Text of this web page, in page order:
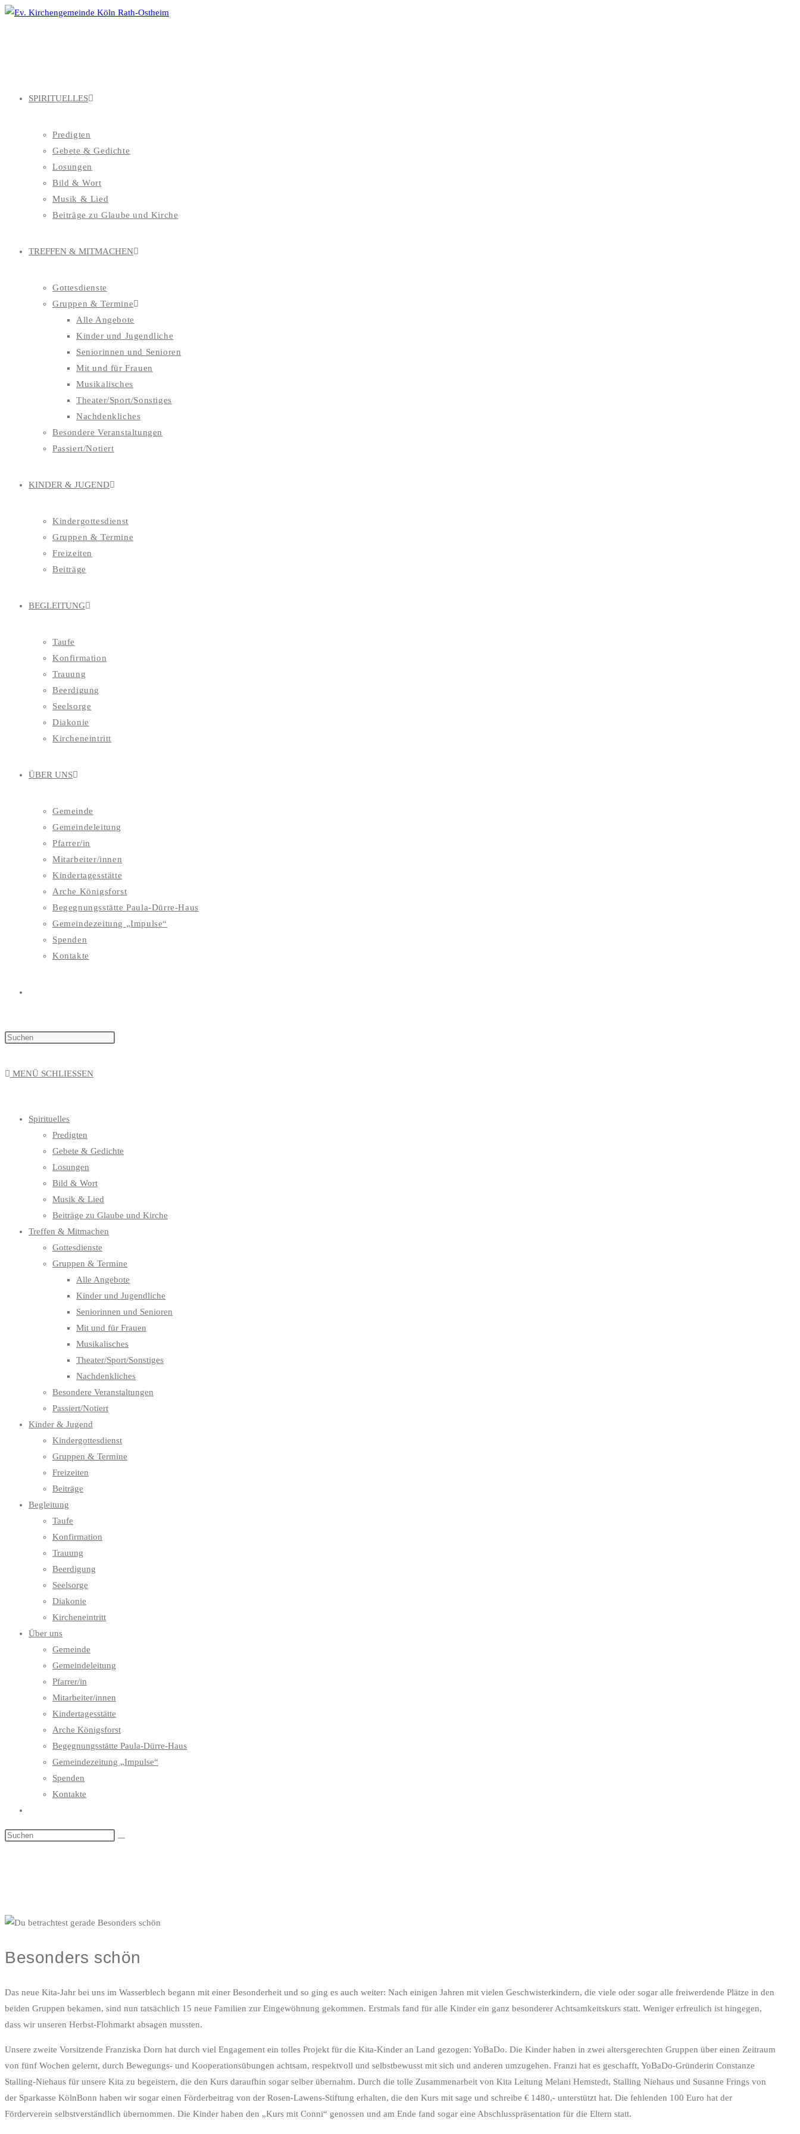
Zum
SPIRITUELLES
Predigten
Gebete & Gedichte
Losungen
Bild & Wort
Musik & Lied
Beiträge zu Glaube und Kirche
TREFFEN & MITMACHEN
Gottesdienste
Gruppen & Termine
Alle Angebote
Kinder und Jugendliche
Seniorinnen und Senioren
Mit und für Frauen
Musikalisches
Theater/Sport/Sonstiges
Nachdenkliches
Besondere Veranstaltungen
Passiert/Notiert
KINDER & JUGEND
Kindergottesdienst
Gruppen & Termine
Freizeiten
Beiträge
BEGLEITUNG
Taufe
Konfirmation
Trauung
Beerdigung
Seelsorge
Diakonie
Kircheneintritt
ÜBER UNS
Gemeinde
Gemeindeleitung
Pfarrer/in
Mitarbeiter/innen
Kindertagesstätte
Arche Königsforst
Begegnungsstätte Paula-Dürre-Haus
Gemeindezeitung „Impulse“
Spenden
Kontakte
MENÜ SCHLIESSEN
Spirituelles
Predigten
Gebete & Gedichte
Losungen
Bild & Wort
Musik & Lied
Beiträge zu Glaube und Kirche
Treffen & Mitmachen
Gottesdienste
Gruppen & Termine
Alle Angebote
Kinder und Jugendliche
Seniorinnen und Senioren
Mit und für Frauen
Musikalisches
Theater/Sport/Sonstiges
Nachdenkliches
Besondere Veranstaltungen
Passiert/Notiert
Kinder & Jugend
Kindergottesdienst
Gruppen & Termine
Freizeiten
Beiträge
Begleitung
Taufe
Konfirmation
Trauung
Beerdigung
Seelsorge
Diakonie
Kircheneintritt
Über uns
Gemeinde
Gemeindeleitung
Pfarrer/in
Mitarbeiter/innen
Kindertagesstätte
Arche Königsforst
Begegnungsstätte Paula-Dürre-Haus
Gemeindezeitung „Impulse“
Spenden
Kontakte
umschalten
Besonders schön
Das neue Kita-Jahr bei uns im Wasserblech begann mit einer Besonderheit und so ging es auch weiter: Nach einigen Jahren mit vielen Geschwisterkindern, die viele oder sogar alle freiwerdende Plätze in den
beiden Gruppen bekamen, sind nun tatsächlich 15 neue Familien zur Eingewöhnung gekommen. Erstmals fand für alle Kinder ein ganz besonderer Achtsamkeitskurs statt. Weniger erfreulich ist hingegen,
dass wir unseren Herbst-Flohmarkt absagen mussten.
Unsere zweite Vorsitzende Franziska Dorn hat durch viel Engagement ein tolles Projekt für die Kita-Kinder an Land gezogen: YoBaDo. Die Kinder haben in zwei altersgerechten Gruppen über einen Zeitraum
von fünf Wochen gelernt, durch Bewegungs- und Kooperationsübungen achtsam, respektvoll und selbstbewusst mit sich und anderen umzugehen. Franzi hat es geschafft, YoBaDo-Gründerin Constanze
Stalling-Niehaus für unsere Kita zu begeistern, die den Kurs daraufhin sogar selber übernahm. Durch die tolle Zusammenarbeit von Kita Leitung Melani Hemstedt, Stalling Niehaus und Susanne Frings von
der Sparkasse KölnBonn haben wir sogar einen Förderbeitrag von der Rosen-Lawens-Stiftung erhalten, die den Kurs mit sage und schreibe € 1480,- unterstützt hat. Die fehlenden 100 Euro hat der
Förderverein selbstverständlich übernommen. Die Kinder haben den „Kurs mit Conni“ genossen und am Ende fand sogar eine Abschlusspräsentation für die Eltern statt.